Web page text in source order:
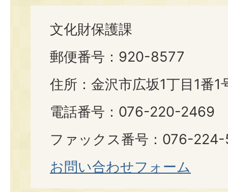
文化財保護課
郵便番号：920-8577
住所：金沢市広坂1丁目1番1
電話番号：076-220-2469
ファックス番号：076-
お問い合わせフォーム